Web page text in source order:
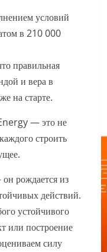
условий
в 210 000
правильная
и вера в
на старте.
— это не
строить
рождается из
действий.
устойчивого
или построение
силу